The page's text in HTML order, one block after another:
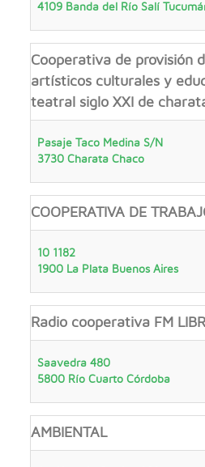
4109 Banda del Río Salí
Cooperativa de provisión
artísticos culturales y
teatral siglo XXI de
Pasaje Taco Medina S/N
3730 Charata Chaco
COOPERATIVA DE
10 1182
1900 La Plata Buenos Aires
Radio cooperativa FM
Saavedra 480
5800 Río Cuarto Córdoba
AMBIENTAL